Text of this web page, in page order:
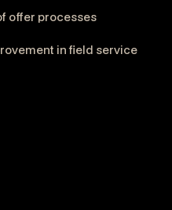
offer processes
in field service